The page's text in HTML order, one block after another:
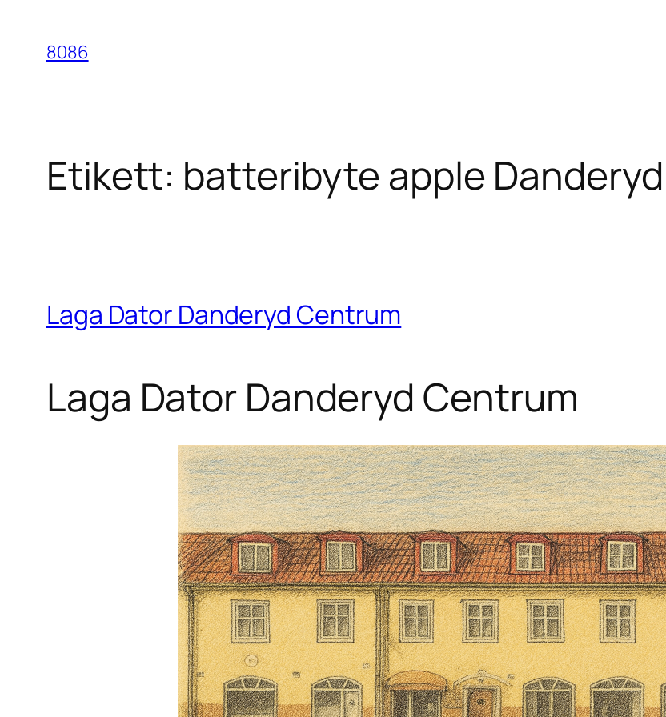
innehåll
8086
Etikett: batteribyte apple
Laga Dator Danderyd Centrum
Laga Dator Danderyd Centrum